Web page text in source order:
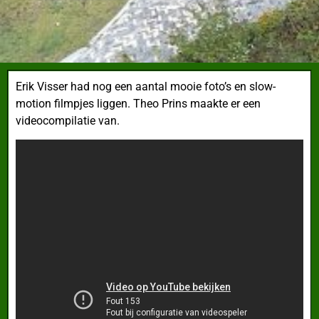
Erik Visser had nog een aantal mooie foto’s en slow-
motion filmpjes liggen. Theo Prins maakte er een
videocompilatie van.